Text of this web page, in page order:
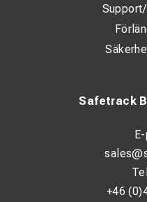
Safetrack
+46